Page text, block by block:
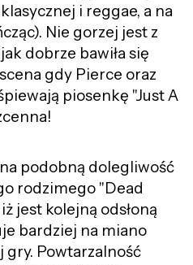
i reggae, a na
Nie gorzej jest z
dobrze bawiła się
gdy Pierce oraz
piosenkę "Just A
podobną dolegliwość
rodzimego "Dead
jest kolejną odsłoną
bardziej na miano
gry. Powtarzalność